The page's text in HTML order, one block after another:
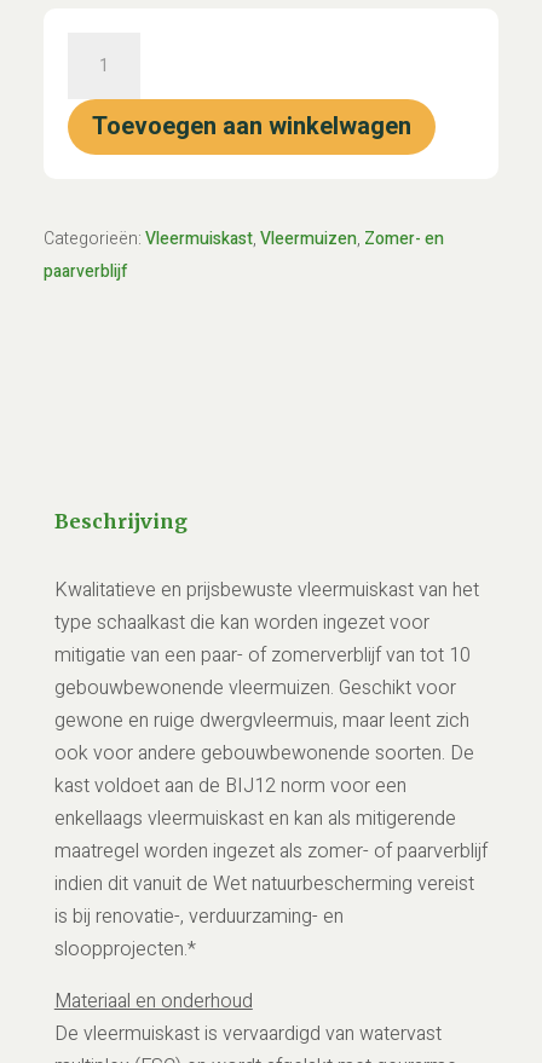
Mark
"Grijs"
(1-
Toevoegen aan winkelwagen
Categorieën:Vleermuiskast,Vleermuizen, Zomer- en
paarverblijf
Beschrijving
Kwalitatieve en prijsbewuste vleermuiskast van het
type schaalkast die kan worden ingezet voor
mitigatie van een paar- of zomerverblijf van tot 10
gebouwbewonende vleermuizen. Geschikt voor
gewone en ruige dwergvleermuis, maar leent zich
ook voor andere gebouwbewonende soorten. De
kast voldoet aan de BIJ12 norm voor een
enkellaags vleermuiskast en kan als mitigerende
maatregel worden ingezet als zomer- of paarverblijf
indien dit vanuit de Wet natuurbescherming vereist
is bij renovatie-, verduurzaming- en
sloopprojecten.*
Materiaal en onderhoud
De vleermuiskast is vervaardigd van watervast